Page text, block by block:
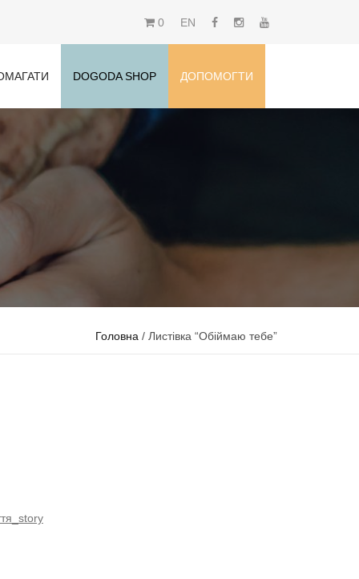
0 EN
DOGODA SHOP ДОПОМОГТИ
Головна / Листівка “Обіймаю тебе”